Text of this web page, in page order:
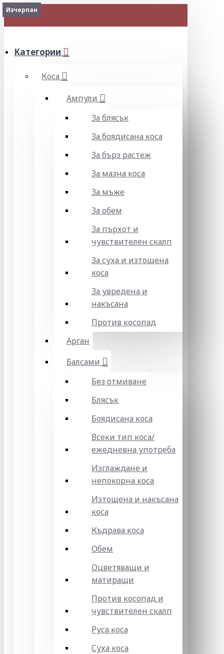
МЕНЮ
Категории
Коса
Ампули
За блясък
За боядисана коса
За бърз растеж
За мазна коса
За мъже
За обем
За пърхот и
чувствителен скалп
За суха и изтощена
коса
За увредена и
накъсана
Против косопад
Арган
Балсами
Без отмиване
Блясък
Боядисана коса
Всеки тип коса/
ежедневна употреба
Изглаждане и
непокорна коса
Изтощена и накъсана
коса
Къдрава коса
Обем
Оцветяващи и
матиращи
Против косопад и
чувствителен скалп
Руса коса
Суха коса
2-3 Days
Изчерпан